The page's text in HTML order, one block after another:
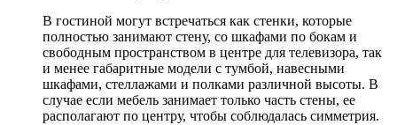
В гостиной могут встречаться как стенки, которые
полностью занимают стену, со шкафами по бокам и
свободным пространством в центре для телевизора, так
и менее габаритные модели с тумбой, навесными
шкафами, стеллажами и полками различной высоты. В
случае если мебель занимает только часть стены, ее
располагают по центру, чтобы соблюдалась симметрия.